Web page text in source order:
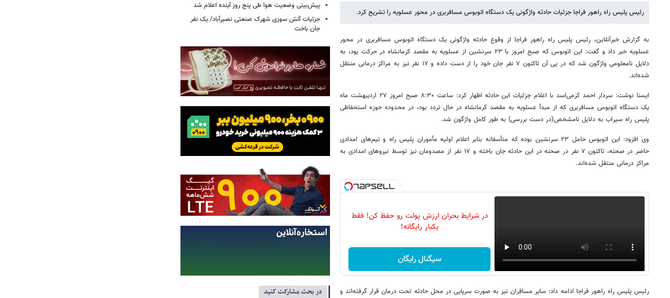
رئیس پلیس راه راهور فراجا جزئیات حادثه واژگونی یک دستگاه اتوبوس مسافربری در محور عسلویه را تشریح کرد.
به گزارش خبرآنلاین، رئیس پلیس راه راهور فراجا از وقوع حادثه واژگونی یک دستگاه اتوبوس مسافربری در محور
عسلویه خبر داد و گفت: این اتوبوس که صبح امروز با ۲۳ سرنشین از عسلویه به مقصد کرمانشاه در حرکت بود، به
دلایل نامعلومی واژگون شد که در پی آن تاکنون ۷ نفر جان خود را از دست داده و ۱۷ نفر نیز به مراکز درمانی منتقل
شده‌اند.
ایسنا نوشت: سردار احمد کرمی‌اسد با اعلام جزئیات این حادثه اظهار کرد: ساعت ۸:۳۰ صبح امروز ۲۷ اردیبهشت ماه
یک دستگاه اتوبوس مسافربری که از مبدأ عسلویه به مقصد کرمانشاه در حال تردد بود، در محدوده حوزه استحفاظی
پلیس راه سیراب به دلایل نامشخص(در دست بررسی) به طور کامل واژگون شد.
وی افزود: این اتوبوس حامل ۲۳ سرنشین بوده که متأسفانه بنابر اعلام اولیه مأموران پلیس راه و تیم‌های امدادی
حاضر در صحنه، تاکنون ۷ نفر در صحنه در این حادثه جان باخته‌ و ۱۷ نفر از مصدومان نیز توسط نیروهای امدادی به
مراکز درمانی منتقل شده‌اند.
در شرایط بحران ارزش پولت رو حفظ کن! فقط
یکبار رایگانه!
سیگنال رایگان
رئیس پلیس راه راهور فراجا ادامه داد: سایر مسافران نیز به صورت سرپایی در محل حادثه تحت درمان قرار گرفته‌اند و
پیش‌بینی وضعیت هوا طی پنج روز آینده اعلام شد
جزئیات آتش سوزی شهرک صنعتی نصیرآباد/ یک نفر
جان باخت
در بحث مشارکت کنید